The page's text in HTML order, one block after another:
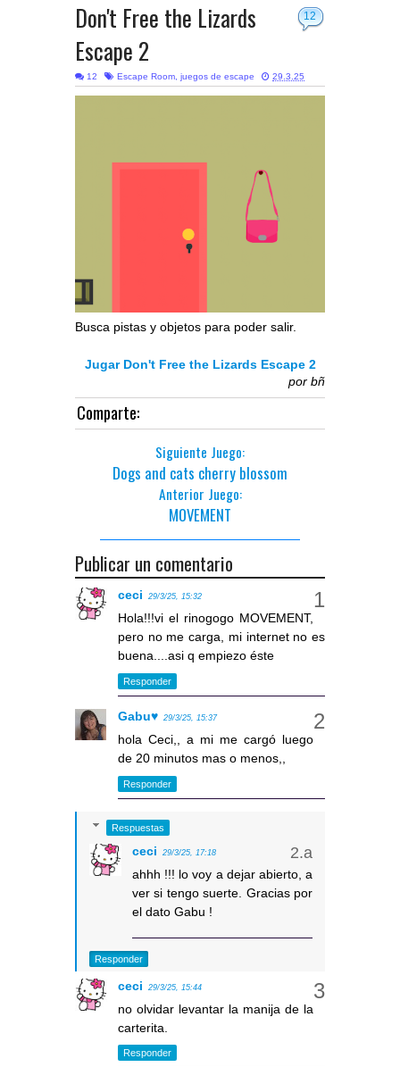
12
Don't Free the Lizards
Escape 2
12 Escape Room, juegos de escape 29.3.25
Busca pistas y objetos para poder salir.
Jugar Don't Free the Lizards Escape 2
por bñ
Comparte:
Siguiente Juego:
Dogs and cats cherry blossom
Anterior Juego:
MOVEMENT
Publicar un comentario
ceci 29/3/25, 15:32
Hola!!!vi el rinogogo MOVEMENT,
pero no me carga, mi internet no es
buena....asi q empiezo éste
Responder
Gabu♥ 29/3/25, 15:37
hola Ceci,, a mi me cargó luego
de 20 minutos mas o menos,,
Responder
Respuestas
ceci 29/3/25, 17:18
ahhh !!! lo voy a dejar abierto, a
ver si tengo suerte. Gracias por
el dato Gabu !
Responder
ceci 29/3/25, 15:44
no olvidar levantar la manija de la
carterita.
Responder